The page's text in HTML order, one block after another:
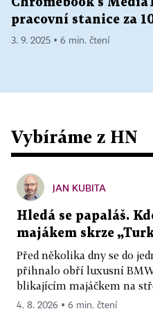
Chromebook s
pracovní stanice za
3. 9. 2025 ▪ 6 min. čtení
Vybíráme z HN
JAN KUBITA
Hledá se papaláš.
majákem skrze
Před několika dny se do
přihnalo obří luxusní
blikajícím majáčkem na
4. 8. 2026 ▪ 6 min. čtení